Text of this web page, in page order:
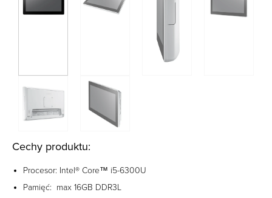
Cechy produktu:
Procesor: Intel® Core™ i5-6300U
Pamięć: max 16GB DDR3L